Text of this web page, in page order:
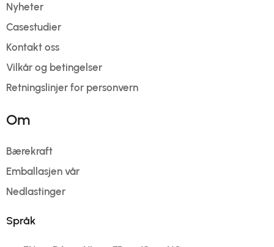
Nyheter
Casestudier
Kontakt oss
Vilkår og betingelser
Retningslinjer for personvern
Om
Bærekraft
Emballasjen vår
Nedlastinger
Språk